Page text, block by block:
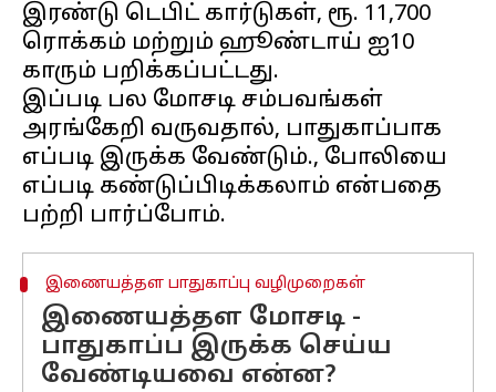
இரண்டு டெபிட் கார்டுகள், ரூ. 11,700
ரொக்கம் மற்றும் ஹூண்டாய் ஐ10
காரும் பறிக்கப்பட்டது.
இப்படி பல மோசடி சம்பவங்கள்
அரங்கேறி வருவதால், பாதுகாப்பாக
எப்படி இருக்க வேண்டும்., போலியை
எப்படி கண்டுப்பிடிக்கலாம் என்பதை
இணையத்தள பாதுகாப்பு வழிமுறைகள்
இணையத்தள மோசடி -
பாதுகாப்ப இருக்க செய்ய
வேண்டியவை என்ன?